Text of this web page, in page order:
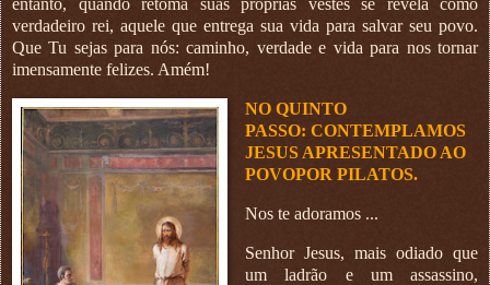
entanto, quando retoma suas próprias vestes se revela como
verdadeiro rei, aquele que entrega sua vida para salvar seu povo.
Que Tu sejas para nós: caminho, verdade e vida para nos tornar
imensamente felizes. Amém!
NO QUINTO
PASSO:CONTEMPLAMOS
JESUS APRESENTADO AO
POVOPOR PILATOS.
Nos te adoramos ...
Senhor Jesus, mais odiado que
um ladrão e um assassino,